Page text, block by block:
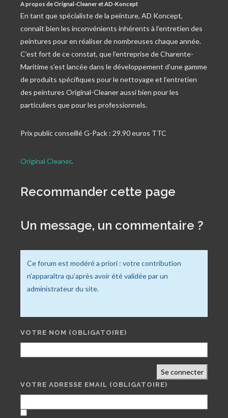
A propos de Orignal-Cleaner et AD-Koncept
En tant que spécialiste de la peinture, AD Koncept,
connaît bien les inconvénients inhérents à l’entretien des
peintures pour en réaliser de nombreuses chaque année.
C’est fort de ce constat, que l’entreprise de Charente-
Maritime s’est lancée dans le développement d’une gamme
de produits spécifiques pour le nettoyage et l’entretien
des peintures Original-Cleaner aussi bien pour les
particuliers que pour les professionnels.
Prix public conseillé G-Pack : 29.90 euros TTC
Original Cleaner.
Recommander cette page
Un message, un commentaire ?
Ce forum est modéré a priori : votre contribution
n’apparaîtra qu’après avoir été validée par un
administrateur du site.
VOTRE NOM (OBLIGATOIRE)
Se connecter
VOTRE ADRESSE EMAIL (OBLIGATOIRE)